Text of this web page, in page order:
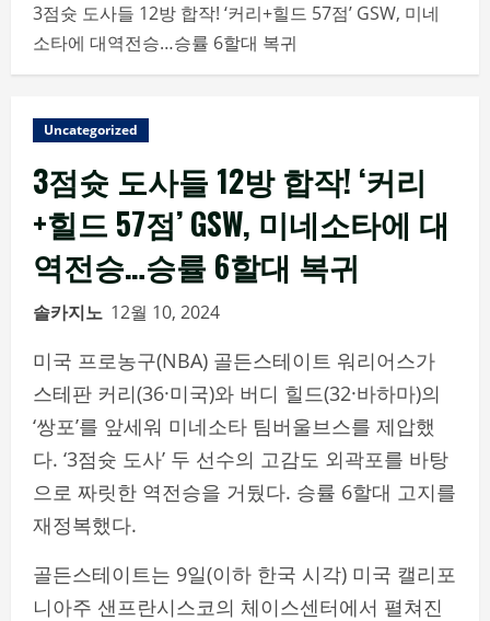
3점슛 도사들 12방 합작! ‘커리+힐드 57점’ GSW, 미네
소타에 대역전승…승률 6할대 복귀
Uncategorized
3점슛 도사들 12방 합작! ‘커리
+힐드 57점’ GSW, 미네소타에 대
역전승…승률 6할대 복귀
솔카지노 12월 10, 2024
미국 프로농구(NBA) 골든스테이트 워리어스가
스테판 커리(36·미국)와 버디 힐드(32·바하마)의
‘쌍포’를 앞세워 미네소타 팀버울브스를 제압했
다. ‘3점슛 도사’ 두 선수의 고감도 외곽포를 바탕
으로 짜릿한 역전승을 거뒀다. 승률 6할대 고지를
재정복했다.
골든스테이트는 9일(이하 한국 시각) 미국 캘리포
니아주 샌프란시스코의 체이스센터에서 펼쳐진